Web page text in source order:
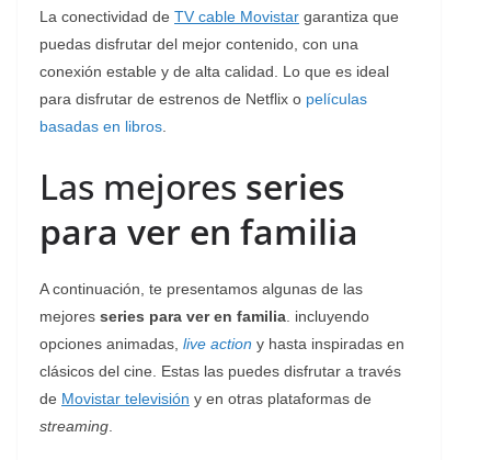
La conectividad de TV cable Movistar garantiza que
puedas disfrutar del mejor contenido, con una
conexión estable y de alta calidad. Lo que es ideal
para disfrutar de estrenos de Netflix o películas
basadas en libros
Las mejores series
para ver en familia
A continuación, te presentamos algunas de las
mejores series para ver en familia . incluyendo
opciones animadas, live action y hasta inspiradas en
clásicos del cine. Estas las puedes disfrutar a través
de Movistar televisión y en otras plataformas de
streaming